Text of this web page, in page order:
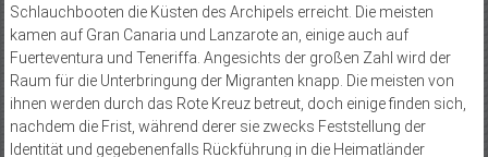
Schlauchbooten die Küsten des Archipels erreicht. Die meisten
kamen auf Gran Canaria und Lanzarote an, einige auch auf
Fuerteventura und Teneriffa. Angesichts der großen Zahl wird der
Raum für die Unterbringung der Migranten knapp. Die meisten von
ihnen werden durch das Rote Kreuz betreut, doch einige finden sich,
nachdem die Frist, während derer sie zwecks Feststellung der
Identität und gegebenenfalls Rückführung in die Heimatländer